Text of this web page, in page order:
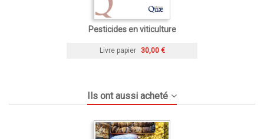
Pesticides en viticulture
Livre papier 30,00 €
Ils ont aussi acheté